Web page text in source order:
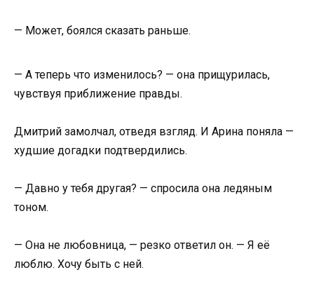
— Может, боялся сказать раньше.
— А теперь что изменилось? — она прищурилась,
чувствуя приближение правды.
Дмитрий замолчал, отведя взгляд. И Арина поняла —
худшие догадки подтвердились.
— Давно у тебя другая? — спросила она ледяным
тоном.
— Она не любовница, — резко ответил он. — Я её
люблю. Хочу быть с ней.